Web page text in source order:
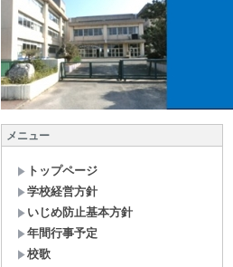
メニュー
トップページ
学校経営方針
いじめ防止基本方針
年間行事予定
校歌